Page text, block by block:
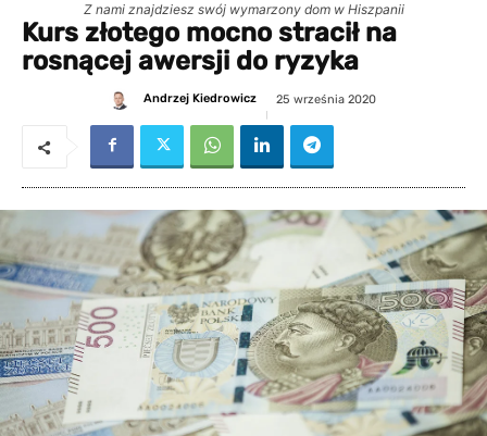
Z nami znajdziesz swój wymarzony dom w Hiszpanii
Kurs złotego mocno stracił na
rosnącej awersji do ryzyka
Andrzej Kiedrowicz 25 września 2020